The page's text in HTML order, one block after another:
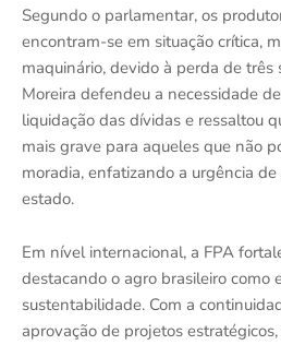
Segundo o parlamentar, os
encontram-se em situação crítica,
maquinário, devido à perda de três
Moreira defendeu a necessidade
liquidação das dívidas e ressaltou
mais grave para aqueles que não
moradia, enfatizando a urgência
estado.
Em nível internacional, a FPA
destacando o agro brasileiro como
sustentabilidade. Com a
aprovação de projetos